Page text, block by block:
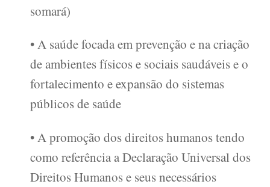
somará)
• A saúde focada em prevenção e na criação
de ambientes físicos e sociais saudáveis e o
fortalecimento e expansão do sistemas
públicos de saúde
• A promoção dos direitos humanos tendo
como referência a Declaração Universal dos
Direitos Humanos e seus necessários